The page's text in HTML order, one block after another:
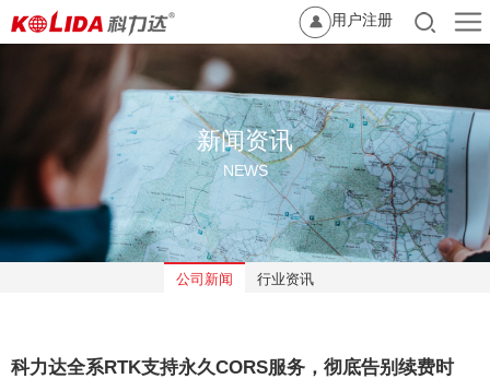
用户注册
新闻资讯
NEWS
公司新闻 行业资讯
科力达全系RTK支持永久CORS服务，彻底告别续费时